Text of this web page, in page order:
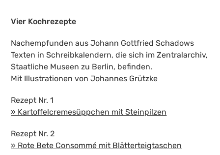
Vier Kochrezepte
Nachempfunden aus Johann Gottfried Schadows
Texten in Schreibkalendern, die sich im Zentralarchiv,
Staatliche Museen zu Berlin, befinden.
Mit Illustrationen von Johannes Grützke
Rezept Nr. 1
» Kartoffelcremesüppchen mit Steinpilzen
Rezept Nr. 2
» Rote Bete Consommé mit Blätterteigtaschen